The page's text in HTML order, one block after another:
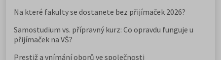
Na které fakulty se dostanete bez přijímaček 2026?
Samostudium vs. přípravný kurz: Co opravdu funguje u
přijímaček na VŠ?
Prestiž a vnímání oborů ve společnosti